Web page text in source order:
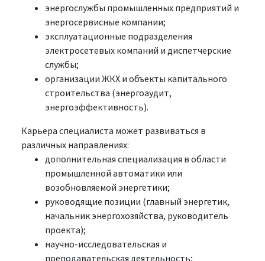
энергослужбы промышленных предприятий и
энергосервисные компании;
эксплуатационные подразделения
электросетевых компаний и диспетчерские
службы;
организации ЖКХ и объекты капитального
строительства (энергоаудит,
энергоэффективность).
Карьера специалиста может развиваться в
различных направлениях:
дополнительная специализация в области
промышленной автоматики или
возобновляемой энергетики;
руководящие позиции (главный энергетик,
начальник энергохозяйства, руководитель
проекта);
научно-исследовательская и
преподавательская деятельность;